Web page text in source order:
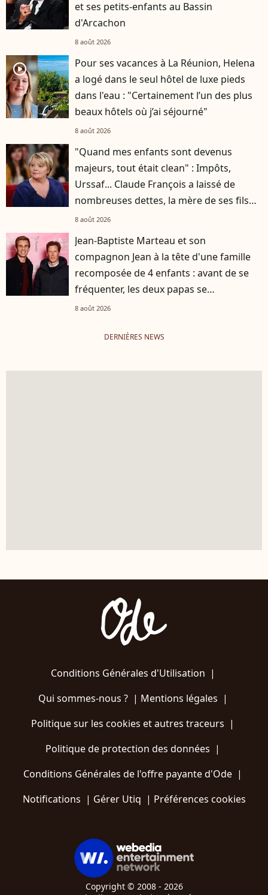
et ses petits-enfants au Bassin
d'Arcachon
8 août 2026
player2
Pour ses vacances à La Réunion, Helena
a logé dans le seul hôtel de luxe pieds
dans l'eau : "Certainement l’un des plus
beaux hôtels où j’ai séjourné"
8 août 2026
"Quand mes enfants sont devenus
majeurs, tout était clean" : Impôts,
Urssaf... Claude François a laissé de
nombreuses dettes, la mère de ses fils
s'est occupée de tout
8 août 2026
Jean-Baptiste Marteau et son
compagnon Jean à la tête d'une famille
recomposée de 4 enfants : avant de se
fréquenter, les deux papas se
connaissaient depuis des années
8 août 2026
DERNIÈRES NEWS
Conditions Générales d'Utilisation |
Qui sommes-nous ?| Mentions légales |
Politique sur les cookies et autres traceurs |
Politique de protection des données |
Conditions Générales de l'offre payante d'Ode |
Notifications | Gérer Utiq | Préférences cookies
Copyright © 2008 - 2026